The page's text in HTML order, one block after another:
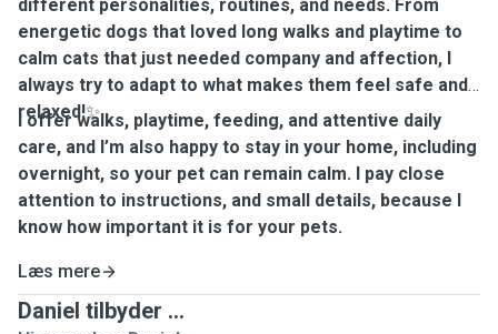
different personalities, routines, and needs. From
energetic dogs that loved long walks and playtime to
calm cats that just needed company and affection, I
always try to adapt to what makes them feel safe and
relaxed!✨
I offer walks, playtime, feeding, and attentive daily
care, and I’m also happy to stay in your home, including
overnight, so your pet can remain calm. I pay close
attention to instructions, and small details, because I
know how important it is for your pets.
Læs mere
Daniel tilbyder ...